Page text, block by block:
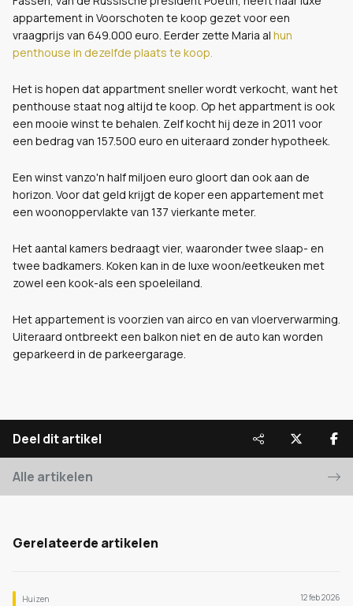
appartement in Voorschoten te koop gezet voor een
vraagprijs van 649.000 euro. Eerder zette Maria al hun
penthouse in dezelfde plaats te koop.
Het is hopen dat appartment sneller wordt verkocht, want het
penthouse staat nog altijd te koop. Op het appartment is ook
een mooie winst te behalen. Zelf kocht hij deze in 2011 voor
een bedrag van 157.500 euro en uiteraard zonder hypotheek.
Een winst vanzo'n half miljoen euro gloort dan ook aan de
horizon. Voor dat geld krijgt de koper een appartement met
een woonoppervlakte van 137 vierkante meter.
Het aantal kamers bedraagt vier, waaronder twee slaap- en
twee badkamers. Koken kan in de luxe woon/eetkeuken met
zowel een kook-als een spoeleiland.
Het appartement is voorzien van airco en van vloerverwarming.
Uiteraard ontbreekt een balkon niet en de auto kan worden
geparkeerd in de parkeergarage.
Deel dit artikel
Alle artikelen
Gerelateerde artikelen
Huizen 12 feb 2026